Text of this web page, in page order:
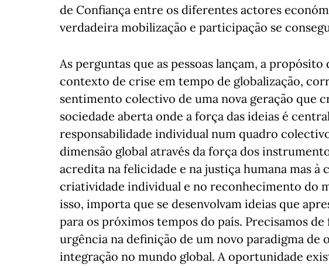
de Confiança entre os diferentes actores
verdadeira mobilização e participação se
As perguntas que as pessoas lançam, a
contexto de crise em tempo de globalização,
sentimento colectivo de uma nova geração que
sociedade aberta onde a força das ideias é
responsabilidade individual num quadro
dimensão global através da força dos
acredita na felicidade e na justiça humana mas à
criatividade individual e no reconhecimento do
isso, importa que se desenvolvam ideias que
para os próximos tempos do país. Precisamos
urgência na definição de um novo paradigma de
integração no mundo global. A oportunidade